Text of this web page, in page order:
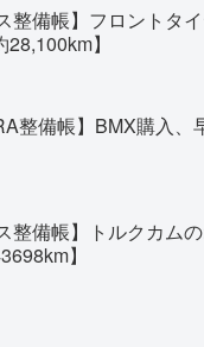
整備帳】フロントタ
28,100km】
整備帳】BMX購入
整備帳】トルクカム
】